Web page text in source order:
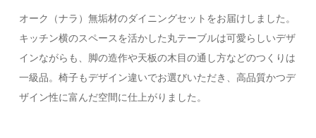
オーク（ナラ）無垢材のダイニングセットをお届けしました。
キッチン横のスペースを活かした丸テーブルは可愛らしいデザ
インながらも、脚の造作や天板の木目の通し方などのつくりは
一級品。椅子もデザイン違いでお選びいただき、高品質かつデ
ザイン性に富んだ空間に仕上がりました。